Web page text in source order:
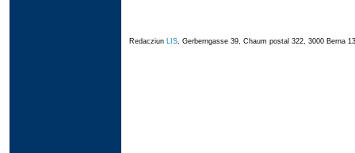
Redacziun LIS, Gerberngasse 39, Chaum postal 322, 3000 Berna